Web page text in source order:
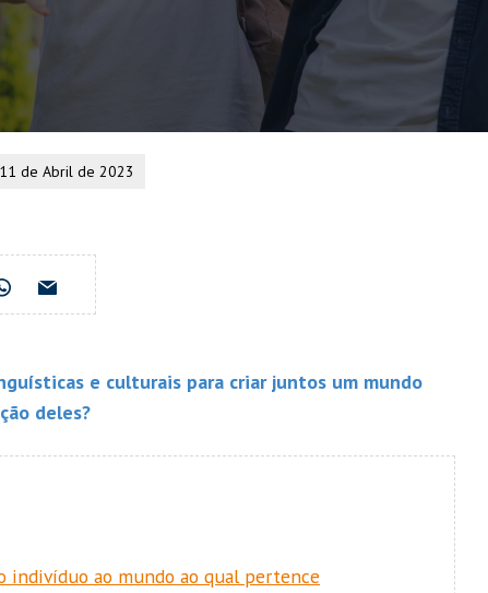
de Abril de 2023
e culturais para criar juntos um mundo
deles?
indivíduo ao mundo ao qual pertence